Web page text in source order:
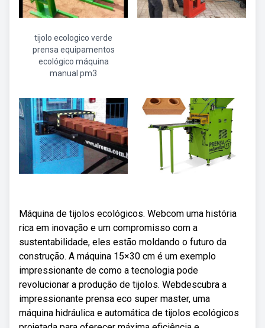
tijolo ecologico verde
prensa equipamentos
ecológico máquina
manual pm3
Máquina de tijolos ecológicos. Webcom uma história
rica em inovação e um compromisso com a
sustentabilidade, eles estão moldando o futuro da
construção. A máquina 15×30 cm é um exemplo
impressionante de como a tecnologia pode
revolucionar a produção de tijolos. Webdescubra a
impressionante prensa eco super master, uma
máquina hidráulica e automática de tijolos ecológicos